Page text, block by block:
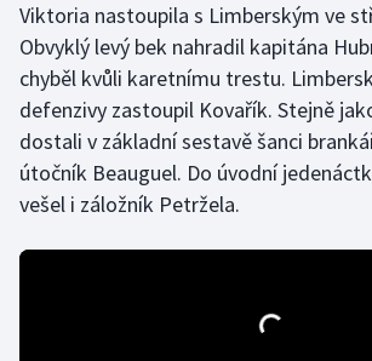
Krasobruslení
Lezení
Lyže a snowboard
Moderní pětiboj
Viktoria nastoupila s Limberským ve
Obvyklý levý bek nahradil kapitána
chyběl kvůli karetnímu trestu.
defenzivy zastoupil Kovařík. Stejně
dostali v základní sestavě šanci
útočník Beauguel. Do úvodní
vešel i záložník Petržela.